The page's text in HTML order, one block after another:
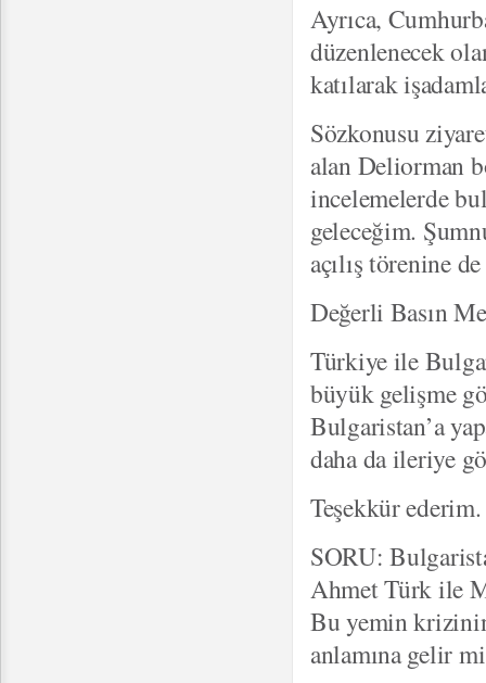
Ayrıca,
düzenlenecek
katılarak
Sözkonusu
alan Deliorman
incelemelerde
geleceğim.
açılış törenine
Değerli Basın
Türkiye ile
büyük gelişme
Bulgaristan’a
daha da ileriye
Teşekkür ederim.
SORU:
Ahmet Türk ile
Bu yemin
anlamına gelir